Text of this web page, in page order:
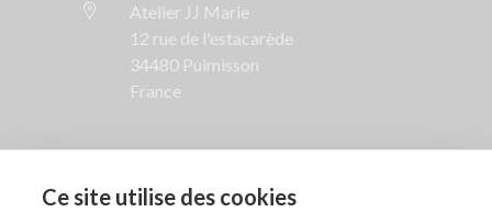
Ce site utilise des cookies
Atelier JJ Marie
12 rue de l'estacarède
34480 Puimisson
France